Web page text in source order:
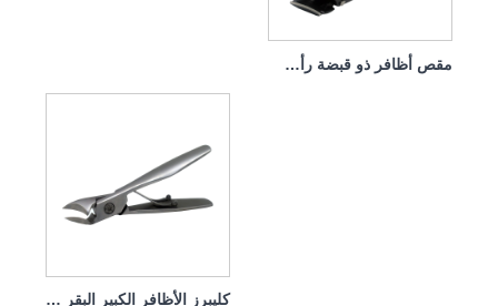
مقص أظافر ذو قبضة رأس منحنية
كليبرز الأظافر الكبير البقر البقر